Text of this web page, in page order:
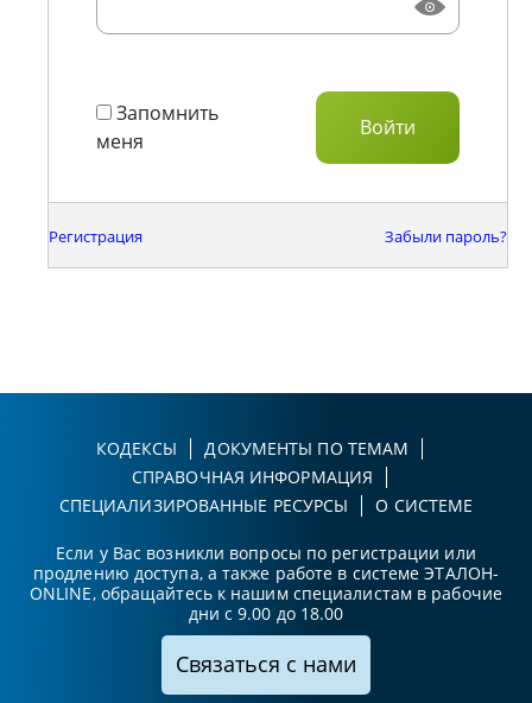
Запомнить
меня
Регистрация Забыли пароль?
КОДЕКСЫ
ДОКУМЕНТЫ ПО ТЕМАМ
СПРАВОЧНАЯ ИНФОРМАЦИЯ
СПЕЦИАЛИЗИРОВАННЫЕ РЕСУРСЫ
О СИСТЕМЕ
Если у Вас возникли вопросы по регистрации или
продлению доступа, а также работе в системе ЭТАЛОН-
ONLINE, обращайтесь к нашим специалистам в рабочие
дни с 9.00 до 18.00
Связаться с нами